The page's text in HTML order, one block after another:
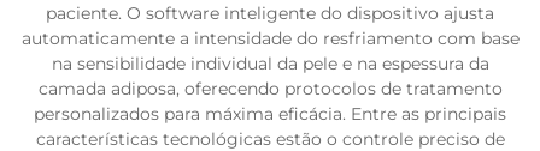
paciente. O software inteligente do dispositivo ajusta
automaticamente a intensidade do resfriamento com base
na sensibilidade individual da pele e na espessura da
camada adiposa, oferecendo protocolos de tratamento
personalizados para máxima eficácia. Entre as principais
características tecnológicas estão o controle preciso de